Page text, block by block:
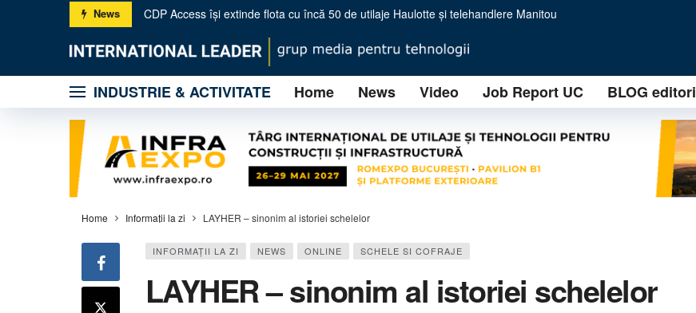
News Camion Fest – Ediția 22: tradiție, inovație și forță în transportul profesionist
KUHN România accelerează dezvoltarea națională prin două noi sedii regionale în Turda și Timișoara
Metso: trei noi concasoare primare pentru o nouă eră în minerit
BOLEO – Utilajele compacte de nouă generație ale unui brand tânăr, dar cu ambiții industriale majore
Gama PURE Electric – producătorul SBM schimbă regulile jocului în concasarea mobilă
Propel & Omega – Tehnologie avansată și eficiență operațională pentru concasarea modernă
Wirtgen Group la salonul Hillhead UK 2026: ”You will never crush alone”
INDUSTRIE & ACTIVITATE Home News Video Job Report UC BLOG editori
Home Informaţii la zi LAYHER – sinonim al istoriei schelelor
INFORMAŢII LA ZI NEWS ONLINE SCHELE SI COFRAJE
LAYHER – sinonim al istoriei schelelor